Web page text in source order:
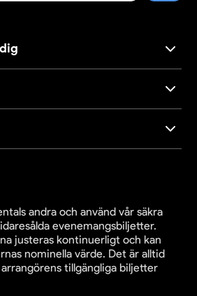
andra och använd vår säkra
evenemangsbiljetter.
justeras kontinuerligt och kan
nominella värde. Det är alltid
tillgängliga biljetter